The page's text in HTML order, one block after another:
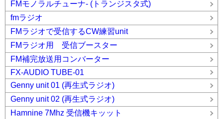
FMモノラルチューナ- (トランジスタ式)
fmラジオ
FMラジオで受信するCW練習unit
FMラジオ用 受信ブースター
FM補完放送用コンバーター
FX-AUDIO TUBE-01
Genny unit 01 (再生式ラジオ)
Genny unit 02 (再生式ラジオ)
Hamnine 7Mhz 受信機キッット